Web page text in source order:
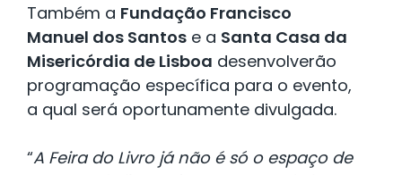
Também a Fundação Francisco
Manuel dos Santos e a Santa Casa da
Misericórdia de Lisboa desenvolverão
programação específica para o evento,
a qual será oportunamente divulgada.
“A Feira do Livro já não é só o espaço de